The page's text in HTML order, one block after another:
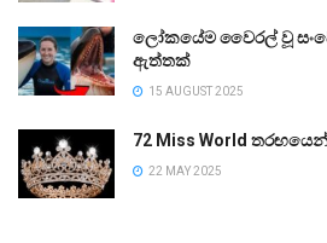
ලෝකයේම වෛරල් වූ
ඇත්තක්
15 AUGUST 2025
72 Miss World
22 MAY 2025